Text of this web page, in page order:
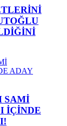
SAMİ
İÇİNDE